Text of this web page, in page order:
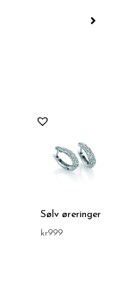
Sølv øreringer
kr999